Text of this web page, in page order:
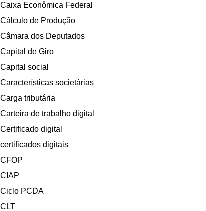
Caixa Econômica Federal
Cálculo de Produção
Câmara dos Deputados
Capital de Giro
Capital social
Características societárias
Carga tributária
Carteira de trabalho digital
Certificado digital
certificados digitais
CFOP
CIAP
Ciclo PCDA
CLT